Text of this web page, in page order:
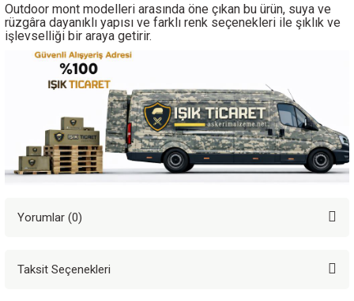
Outdoor mont modelleri arasında öne çıkan bu ürün, suya ve
rüzgâra dayanıklı yapısı ve farklı renk seçenekleri ile şıklık ve
işlevselliği bir araya getirir.
Yorumlar (0)
Taksit Seçenekleri